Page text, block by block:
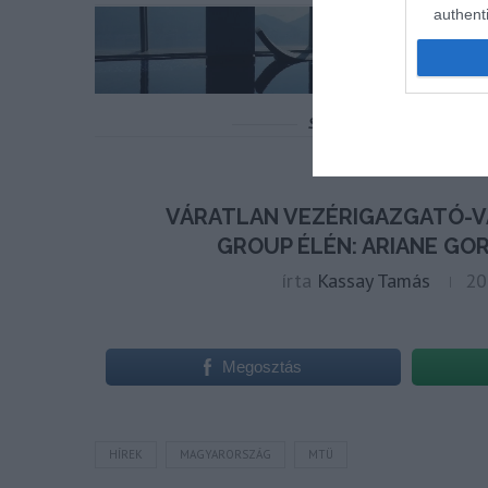
Megosztás
HÍREK MAGYARORSZÁG MTÜ